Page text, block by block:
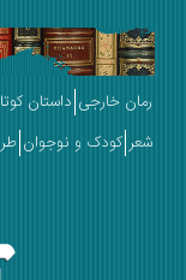
خارجی داستان کوتاه تاریخ
کودک و نوجوان طرح جلد